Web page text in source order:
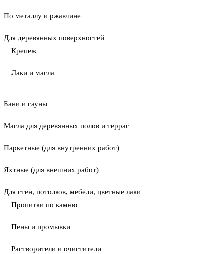
По металлу и ржавчине
Для деревянных поверхностей
Крепеж
Лаки и масла
Бани и сауны
Масла для деревянных полов и террас
Паркетные (для внутренних работ)
Яхтные (для внешних работ)
Для стен, потолков, мебели, цветные лаки
Пропитки по камню
Пены и промывки
Растворители и очистители